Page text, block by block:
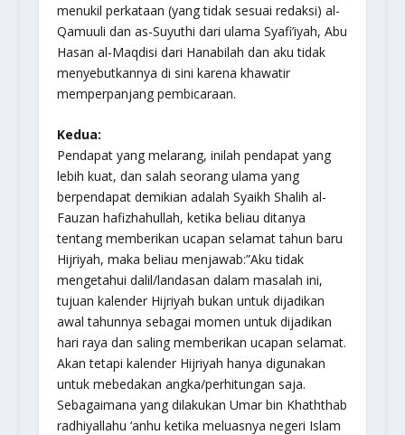
menukil perkataan (yang tidak sesuai redaksi) al-
Qamuuli dan as-Suyuthi dari ulama Syafi’iyah, Abu
Hasan al-Maqdisi dari Hanabilah dan aku tidak
menyebutkannya di sini karena khawatir
memperpanjang pembicaraan.
Kedua:
Pendapat yang melarang, inilah pendapat yang
lebih kuat, dan salah seorang ulama yang
berpendapat demikian adalah Syaikh Shalih al-
Fauzan hafizhahullah, ketika beliau ditanya
tentang memberikan ucapan selamat tahun baru
Hijriyah, maka beliau menjawab:”Aku tidak
mengetahui dalil/landasan dalam masalah ini,
tujuan kalender Hijriyah bukan untuk dijadikan
awal tahunnya sebagai momen untuk dijadikan
hari raya dan saling memberikan ucapan selamat.
Akan tetapi kalender Hijriyah hanya digunakan
untuk mebedakan angka/perhitungan saja.
Sebagaimana yang dilakukan Umar bin Khaththab
radhiyallahu ‘anhu ketika meluasnya negeri Islam